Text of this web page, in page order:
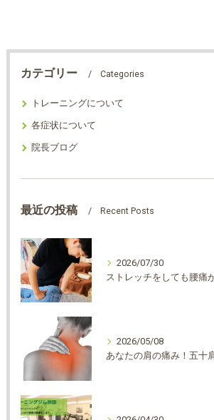
カテゴリー Categories
トレーニングについて
各症状について
院長ブログ
最近の投稿 Recent Posts
2026/07/30
2026/05/08
あなたの肩の痛み！五十